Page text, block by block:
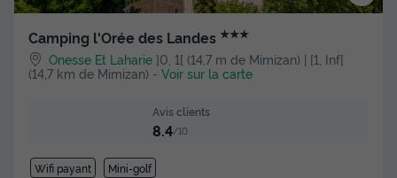
Camping l'Orée des Landes ★★★
Onesse Et Laharie ]0, 1[ (14,7 m de Mimizan) | [1, Inf[
(14,7 km de Mimizan) - Voir sur la carte
Avis clients
8.4/10
Wifi payant Mini-golf